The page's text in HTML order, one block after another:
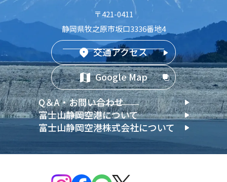
〒421-0411
静岡県牧之原市坂口3336番地4
交通アクセス
Google Map
Q＆A・お問い合わせ
富士山静岡空港について
富士山静岡空港株式会社について